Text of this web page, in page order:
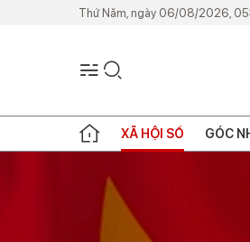
Thứ Năm, ngày 06/08/2026,
XÃ HỘI SỐ GÓC